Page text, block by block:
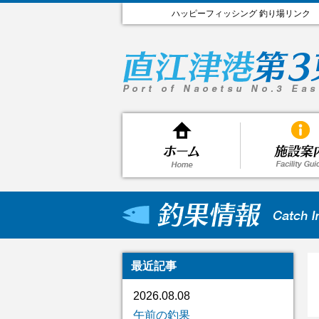
ハッピーフィッシング 釣り場リンク
最近記事
2026.08.08
午前の釣果